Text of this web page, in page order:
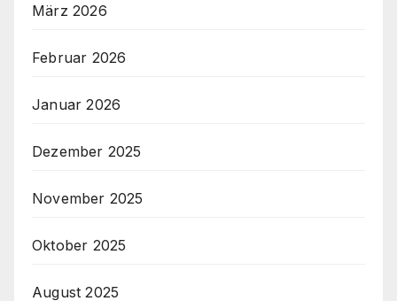
März 2026
Februar 2026
Januar 2026
Dezember 2025
November 2025
Oktober 2025
August 2025